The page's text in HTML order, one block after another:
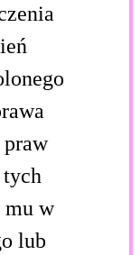
mu w
lub